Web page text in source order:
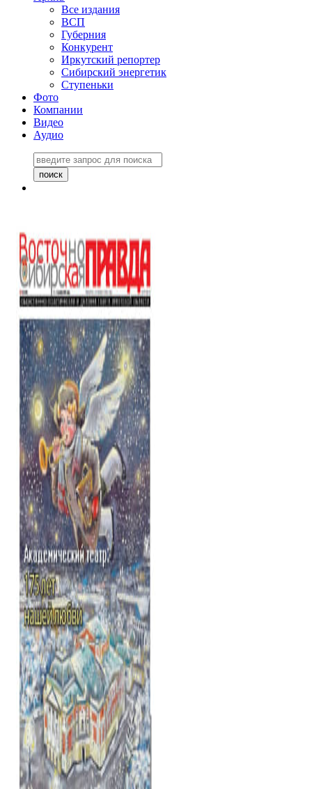
Все издания
ВСП
Губерния
Конкурент
Иркутский репортер
Сибирский энергетик
Ступеньки
Фото
Компании
Видео
Аудио